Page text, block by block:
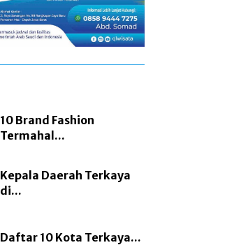
10 Brand Fashion
Termahal...
Kepala Daerah Terkaya
di...
Daftar 10 Kota Terkaya...